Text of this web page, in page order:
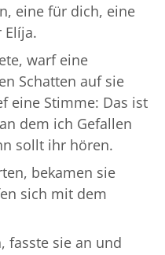
eine für dich, eine
warf eine
Schatten auf sie
eine Stimme: Das ist
dem ich Gefallen
sollt ihr hören.
bekamen sie
sich mit dem
fasste sie an und